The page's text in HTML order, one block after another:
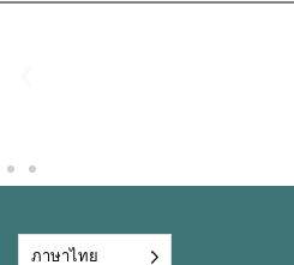
ภาษาไทย